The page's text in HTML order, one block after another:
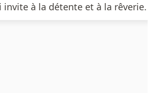
invite à la détente et à la rêverie.